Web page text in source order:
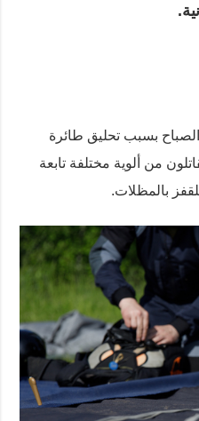
بسبب تحليق طائرة
من ألوية مختلفة تابعة
بالمظلات.